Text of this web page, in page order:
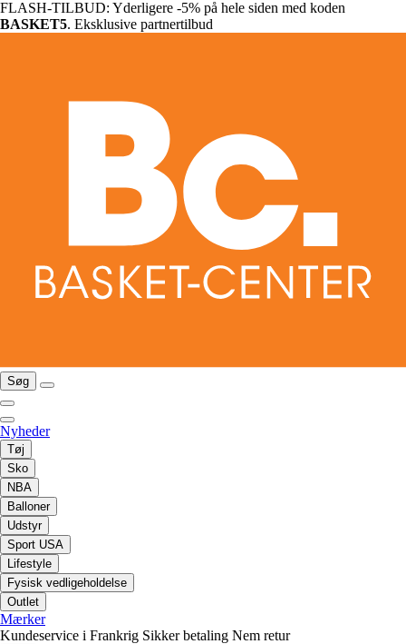
FLASH-TILBUD: Yderligere -5% på hele siden med koden
BASKET5. Eksklusive partnertilbud
Søg
Nyheder
Tøj
Sko
NBA
Balloner
Udstyr
Sport USA
Lifestyle
Fysisk vedligeholdelse
Outlet
Mærker
Kundeservice i Frankrig Sikker betaling Nem retur